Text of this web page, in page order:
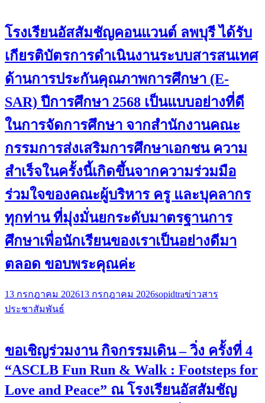
โรงเรียนอัสสัมชัญคอนแวนต์ ลพบุรี ได้รับ
เกียรติบัตรการดำเนินงานระบบสารสนเทศ
ด้านการประกันคุณภาพการศึกษา (E-
SAR) ปีการศึกษา 2568 เป็นแบบอย่างที่ดี
ในการจัดการศึกษา จากสำนักงานคณะ
กรรมการส่งเสริมการศึกษาเอกชน ความ
สำเร็จในครั้งนี้เกิดขึ้นจากความร่วมมือ
ร่วมใจของคณะผู้บริหาร ครู และบุคลากร
ทุกท่าน ที่มุ่งมั่นยกระดับมาตรฐานการ
ศึกษาเพื่อนักเรียนของเราเป็นอย่างดีมา
ตลอด ขอบพระคุณค่ะ
13 กรกฎาคม 202613 กรกฎาคม 2026sopidtraข่าวสาร
ประชาสัมพันธ์
ขอเชิญร่วมงาน กิจกรรมเดิน – วิ่ง ครั้งที่ 4
“ASCLB Fun Run & Walk : Footsteps for
Love and Peace” ณ โรงเรียนอัสสัมชัญ